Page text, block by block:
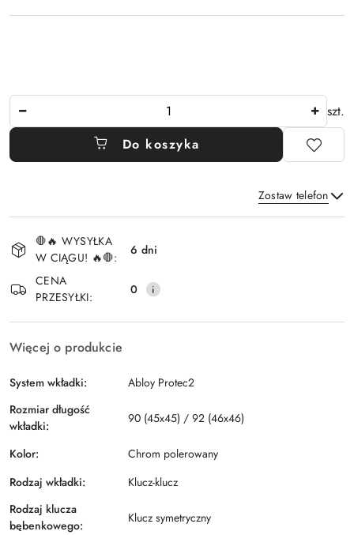
szt.
Do koszyka
Zostaw telefon
i
dostawa
🛑🔥 WYSYŁKA
W CIĄGU! 🔥🛑:
6 dni
CENA
PRZESYŁKI:
0
Więcej o produkcie
System wkładki:
Abloy Protec2
Rozmiar długość
wkładki:
90 (45x45) / 92 (46x46)
Kolor:
Chrom polerowany
Rodzaj wkładki:
Klucz-klucz
Rodzaj klucza
bębenkowego:
Klucz symetryczny